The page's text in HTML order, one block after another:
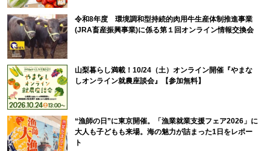
令和8年度 環境調和型持続的肉用牛生産体制推進事業
(JRA畜産振興事業)に係る第１回オンライン情報交換会
山梨暮らし満載！10/24（土）オンライン開催『やまな
しオンライン就農座談会』【参加無料】
“漁師の日”に東京開催。「漁業就業支援フェア2026」に
大人も子どもも来場。海の魅力が詰まった1日をレポー
ト